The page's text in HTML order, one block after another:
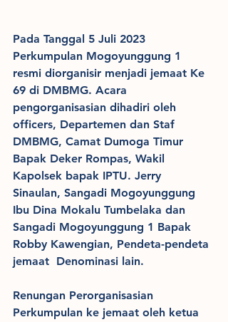
Pada Tanggal 5 Juli 2023
Perkumpulan Mogoyunggung 1
resmi diorganisir menjadi jemaat Ke
69 di DMBMG. Acara
pengorganisasian dihadiri oleh
officers, Departemen dan Staf
DMBMG, Camat Dumoga Timur
Bapak Deker Rompas, Wakil
Kapolsek bapak IPTU. Jerry
Sinaulan, Sangadi Mogoyunggung
Ibu Dina Mokalu Tumbelaka dan
Sangadi Mogoyunggung 1 Bapak
Robby Kawengian, Pendeta-pendeta
jemaat  Denominasi lain.
Renungan Perorganisasian
Perkumpulan ke jemaat oleh ketua